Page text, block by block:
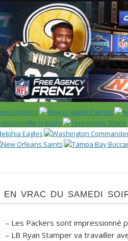
et le Football Américain (Foot US)
SAISON 2025 CALENDRIER /
en vrac du samedi
– Les Packers sont impressionné
– LB Ryan Stamper va travailler